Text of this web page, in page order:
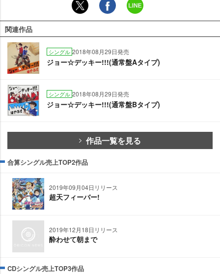
関連作品
シングル 2018年08月29日発売
ジョー☆デッキー!!!(通常盤Aタイプ)
シングル 2018年08月29日発売
ジョー☆デッキー!!!(通常盤Bタイプ)
作品一覧を見る
合算シングル売上TOP2作品
2019年09月04日リリース
超天フィーバー!
2019年12月18日リリース
酔わせて朝まで
CDシングル売上TOP3作品